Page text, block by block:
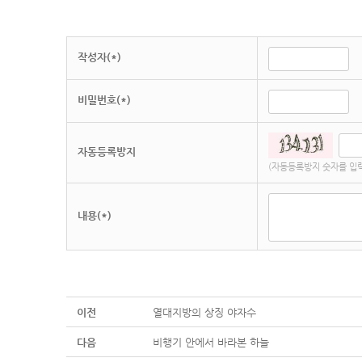
작성자(*)
비밀번호(*)
자동등록방지
(자동등록방지 숫자를 입
내용(*)
이전 열대지방의 상징 야자수
다음 비행기 안에서 바라본 하늘